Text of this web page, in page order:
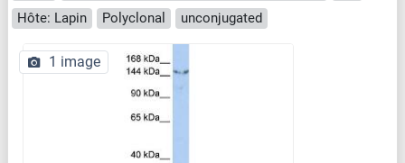
Hôte: Lapin
Polyclonal unconjugated
1 image